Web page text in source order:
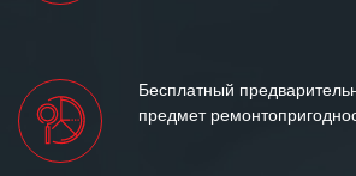
Бесплатный
предмет